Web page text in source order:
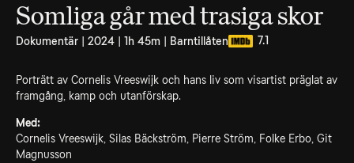
Somliga går med trasiga skor
Dokumentär | 2024 | 1h 45m | Barntillåten 7.1
Porträtt av Cornelis Vreeswijk och hans liv som visartist präglat av
framgång, kamp och utanförskap.
Med:
Cornelis Vreeswijk, Silas Bäckström, Pierre Ström, Folke Erbo, Git
Magnusson